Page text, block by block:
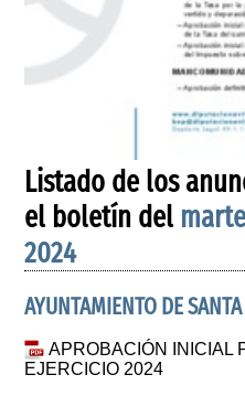
Listado de los
el boletín del
2024
AYUNTAMIENTO DE
APROBACIÓN INICIAL
EJERCICIO 2024